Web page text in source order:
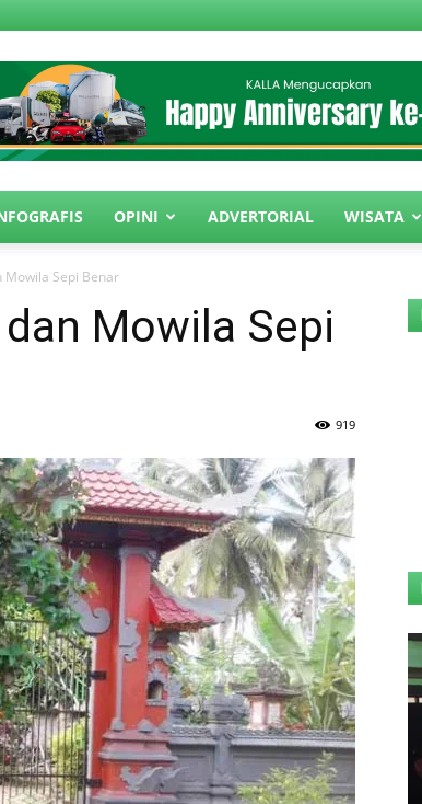
OPINI ADVERTORIAL WISATA
Mowila Sepi Benar
Mowila Sepi
919